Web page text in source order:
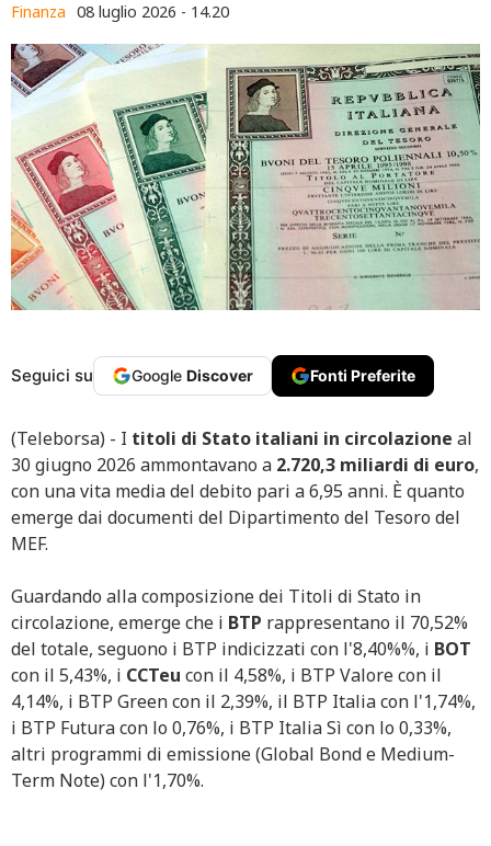
Finanza 08 luglio 2026 - 14.20
Seguici su Google Discover Fonti Preferite
(Teleborsa) - I titoli di Stato italiani in circolazione al
30 giugno 2026 ammontavano a 2.720,3 miliardi di euro,
con una vita media del debito pari a 6,95 anni. È quanto
emerge dai documenti del Dipartimento del Tesoro del
MEF.
Guardando alla composizione dei Titoli di Stato in
circolazione, emerge che i BTP rappresentano il 70,52%
del totale, seguono i BTP indicizzati con l'8,40%%, i BOT
con il 5,43%, i CCTeu con il 4,58%, i BTP Valore con il
4,14%, i BTP Green con il 2,39%, il BTP Italia con l'1,74%,
i BTP Futura con lo 0,76%, i BTP Italia Sì con lo 0,33%,
altri programmi di emissione (Global Bond e Medium-
Term Note) con l'1,70%.